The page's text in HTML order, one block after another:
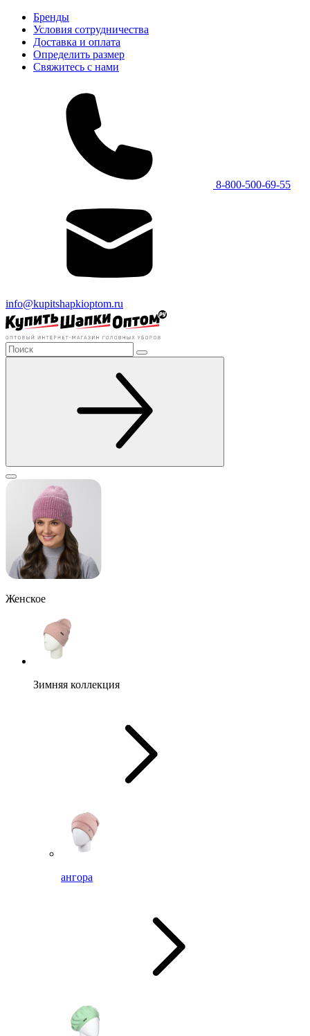
Бренды
Условия сотрудничества
Доставка и оплата
Определить размер
Свяжитесь с нами
8-800-500-69-55
info@kupitshapkioptom.ru
Женское
Зимняя коллекция
ангора